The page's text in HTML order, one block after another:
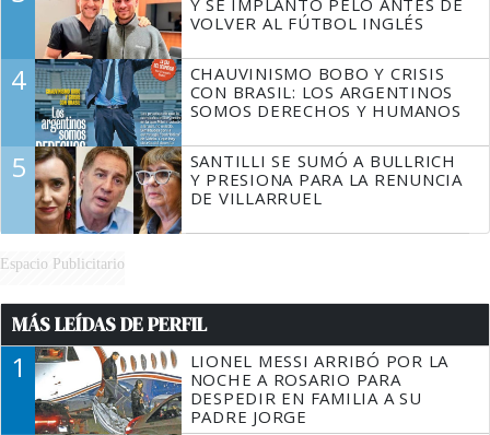
Y SE IMPLANTÓ PELO ANTES DE
VOLVER AL FÚTBOL INGLÉS
4
CHAUVINISMO BOBO Y CRISIS
CON BRASIL: LOS ARGENTINOS
SOMOS DERECHOS Y HUMANOS
5
SANTILLI SE SUMÓ A BULLRICH
Y PRESIONA PARA LA RENUNCIA
DE VILLARRUEL
Espacio Publicitario
MÁS LEÍDAS DE PERFIL
1
LIONEL MESSI ARRIBÓ POR LA
NOCHE A ROSARIO PARA
DESPEDIR EN FAMILIA A SU
PADRE JORGE